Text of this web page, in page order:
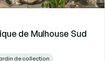
de Mulhouse Sud
de collection